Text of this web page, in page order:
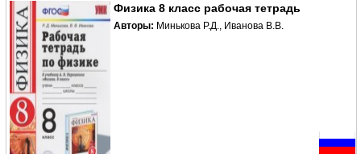
Физика 8 класс рабочая тетрадь
Авторы: Минькова Р.Д., Иванова В.В.